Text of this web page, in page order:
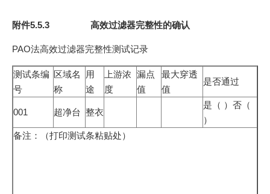
附件5.5.3 高效过滤器完整性的确认
PAO法高效过滤器完整性测试记录
测试条编
号
区域名
称
用
途
上游浓
度
漏点
值
最大穿透
值
是否通过
001 超净台 整衣
是（ ）否（
）
备注：（打印测试条粘贴处）